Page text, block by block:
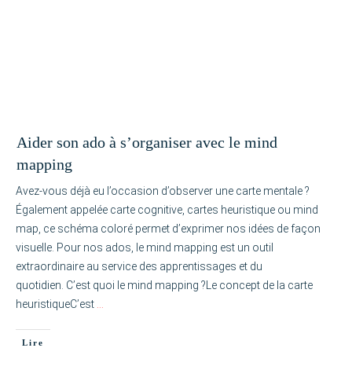
Aider son ado à s’organiser avec le mind
mapping
Avez-vous déjà eu l’occasion d’observer une carte mentale ?
Également appelée carte cognitive, cartes heuristique ou mind
map, ce schéma coloré permet d’exprimer nos idées de façon
visuelle. Pour nos ados, le mind mapping est un outil
extraordinaire au service des apprentissages et du
quotidien. C’est quoi le mind mapping ?Le concept de la carte
heuristiqueC’est
Lire